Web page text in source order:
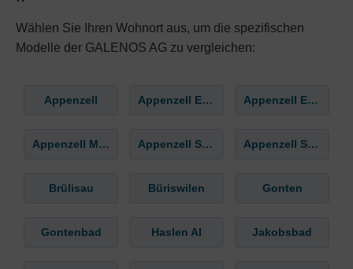
Wählen Sie Ihren Wohnort aus, um die spezifischen
Modelle der GALENOS AG zu vergleichen:
Appenzell Appenzell Eggerstanden Appenzell Enggenhütten
Appenzell Meistersrüte Appenzell Schlatt Appenzell Steinegg
Brülisau Büriswilen Gonten
Gontenbad Haslen AI Jakobsbad